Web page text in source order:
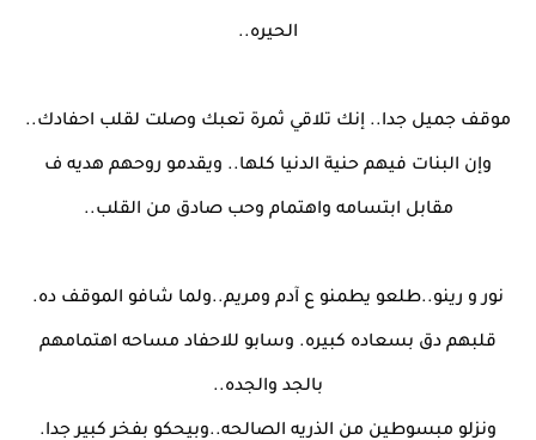
الحيره..
موقف جميل جدا.. إنك تلاقي ثمرة تعبك وصلت لقلب احفادك..
وإن البنات فيهم حنية الدنيا كلها.. ويقدمو روحهم هديه ف
مقابل ابتسامه واهتمام وحب صادق من القلب..
نور و رينو..طلعو يطمنو ع آدم ومريم..ولما شافو الموقف ده.
قلبهم دق بسعاده كبيره. وسابو للاحفاد مساحه اهتمامهم
بالجد والجده..
ونزلو مبسوطين من الذريه الصالحه..وبيحكو بفخر كبير جدا.